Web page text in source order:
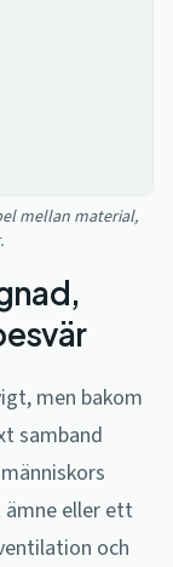
mellan material,
men bakom
samband
ämne eller ett
och